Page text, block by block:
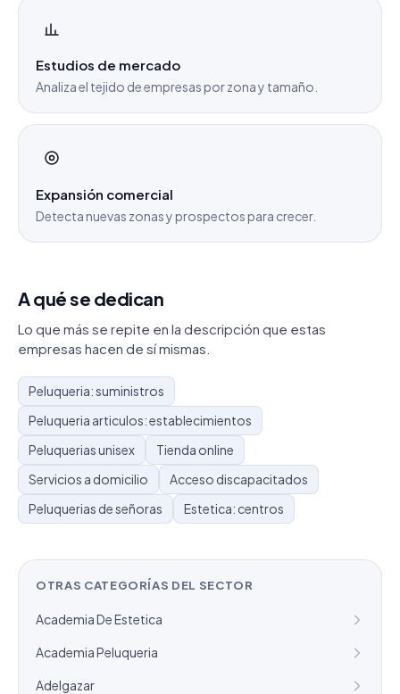
Estudios de mercado
Analiza el tejido de empresas por zona y tamaño.
Expansión comercial
Detecta nuevas zonas y prospectos para crecer.
A qué se dedican
Lo que más se repite en la descripción que estas
empresas hacen de sí mismas.
Peluqueria: suministros
Peluqueria articulos: establecimientos
Peluquerias unisex
Tienda online
Servicios a domicilio
Acceso discapacitados
Peluquerias de señoras
Estetica: centros
OTRAS CATEGORÍAS DEL SECTOR
Academia De Estetica
Academia Peluqueria
Adelgazar